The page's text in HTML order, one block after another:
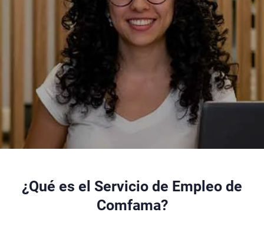
¿Qué es el Servicio de Empleo de
Comfama?